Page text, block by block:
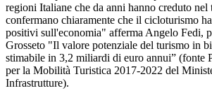
regioni Italiane che da anni hanno creduto nel
confermano chiaramente che il cicloturismo
positivi sull'economia" afferma Angelo Fedi,
Grosseto "Il valore potenziale del turismo in
stimabile in 3,2 miliardi di euro annui” (fonte
per la Mobilità Turistica 2017-2022 del
Infrastrutture).